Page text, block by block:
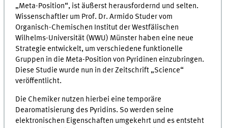
„Meta-Position“, ist äußerst herausfordernd und selten.
Wissenschaftler um Prof. Dr. Armido Studer vom
Organisch-Chemischen Institut der Westfälischen
Wilhelms-Universität (WWU) Münster haben eine neue
Strategie entwickelt, um verschiedene funktionelle
Gruppen in die Meta-Position von Pyridinen einzubringen.
Diese Studie wurde nun in der Zeitschrift „Science“
veröffentlicht.
Die Chemiker nutzen hierbei eine temporäre
Dearomatisierung des Pyridins. So werden seine
elektronischen Eigenschaften umgekehrt und es entsteht